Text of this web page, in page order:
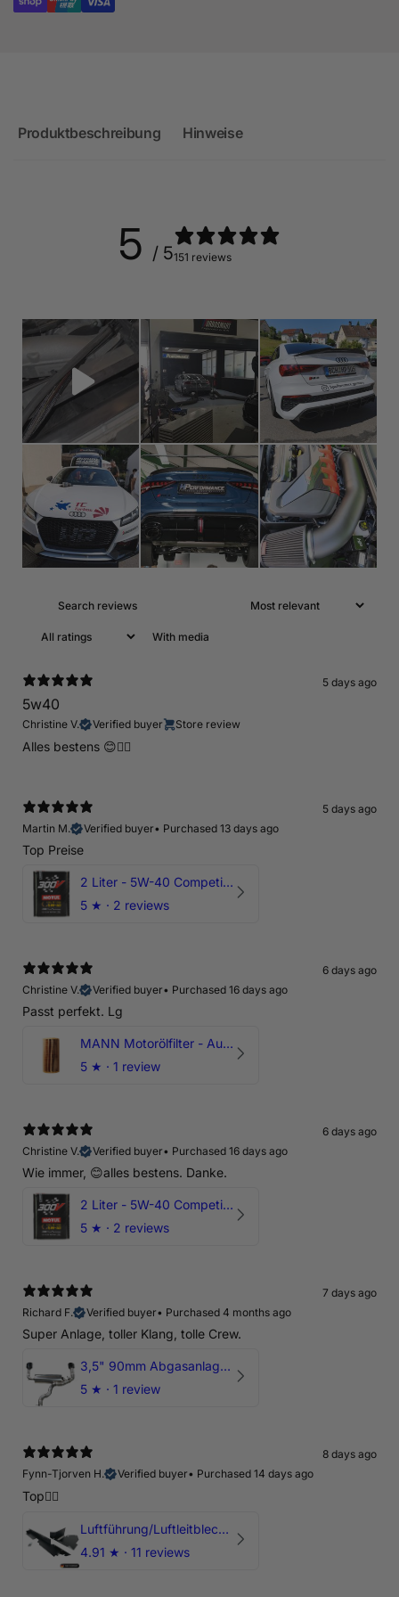
Produktbeschreibung Hinweise
5 / 5151 reviews
With media
5 days ago
5w40
Christine V. Verified buyer Store review
Alles bestens 😊👍🏻
5 days ago
Martin M.
Verified buyer• Purchased 13 days ago
Top Preise
2 Liter - 5W-40 Competition 300V Motul Motoröl
5 ★ · 2 reviews
6 days ago
Christine V.
Verified buyer• Purchased 16 days ago
Passt perfekt. Lg
MANN Motorölfilter - Audi RS3 TTRS RSQ3 VZ5 - DAZ DNW
5 ★ · 1 review
6 days ago
Christine V.
Verified buyer• Purchased 16 days ago
Wie immer, 😊alles bestens. Danke.
2 Liter - 5W-40 Competition 300V Motul Motoröl
5 ★ · 2 reviews
7 days ago
Richard F.
Verified buyer• Purchased 4 months ago
Super Anlage, toller Klang, tolle Crew.
3,5" 90mm Abgasanlage AUDI RSQ3 DNWA 2.5 TFSI
5 ★ · 1 review
8 days ago
Fynn-Tjorven H.
Verified buyer• Purchased 14 days ago
Top👍🏼
Luftführung/Luftleitblech 5" 125mm offene Ansaugung HPerformance
4.91 ★ · 11 reviews